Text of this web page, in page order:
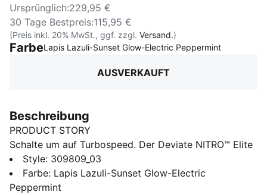
Ursprünglich:229,95 €
30 Tage Bestpreis:115,95 €
(Preis inkl. 20% MwSt., ggf. zzgl. Versand.)
FarbeLapis Lazuli-Sunset Glow-Electric Peppermint:
AUSVERKAUFT
Beschreibung
PRODUCT STORY
Schalte um auf Turbospeed. Der Deviate NITRO™ Elite
3 ist ein Laufschuh, der für leichten Antrieb beim
Wettkampf neu entwickelt wurde. Die PWRPLATE aus
Carbonfaser sorgt für Stabilität und maximale
Style: 309809_03
Farbe: Lapis Lazuli-Sunset Glow-Electric
Peppermint